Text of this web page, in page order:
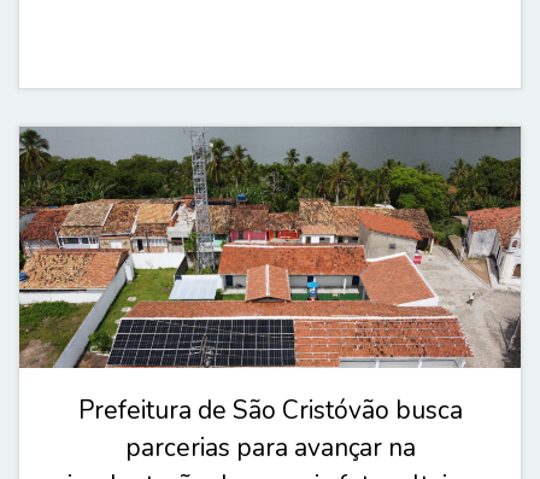
Prefeitura de São Cristóvão busca
parcerias para avançar na